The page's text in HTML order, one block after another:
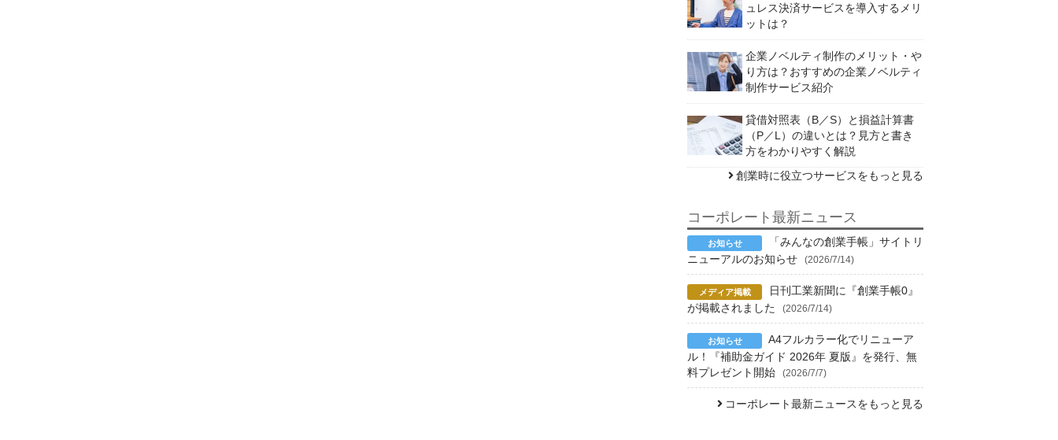
ュレス決済サービスを導入するメリ
ットは？
企業ノベルティ制作のメリット・や
り方は？おすすめの企業ノベルティ
制作サービス紹介
貸借対照表（B／S）と損益計算書
（P／L）の違いとは？見方と書き
方をわかりやすく解説
創業時に役立つサービスをもっと見る
コーポレート最新ニュース
「みんなの創業手帳」サイトリ
ニューアルのお知らせ
(2026/7/14)
日刊工業新聞に『創業手帳0』
が掲載されました
(2026/7/14)
A4フルカラー化でリニューア
ル！『補助金ガイド 2026年 夏版』を発行、無
料プレゼント開始
(2026/7/7)
コーポレート最新ニュースをもっと見る